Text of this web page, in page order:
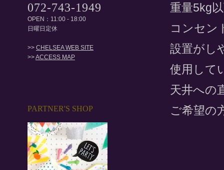
重量5kg
コンセン
設置がし
使用して
天井への
ご希望の
072-743-1949
OPEN：11:00 - 18:00
日曜日定休
>> CHELSEA WEB SITE
>>ACCESS MAP
PARTNER'S SHOP